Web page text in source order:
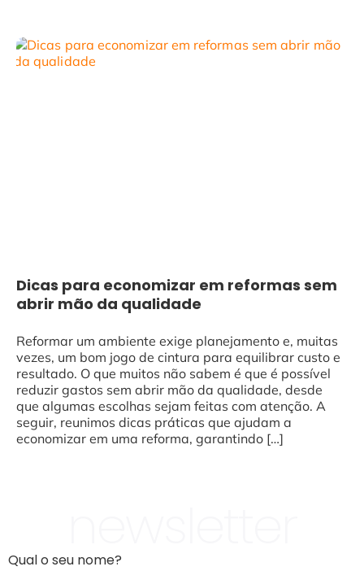
Dicas para economizar em reformas sem
abrir mão da qualidade
Reformar um ambiente exige planejamento e, muitas
vezes, um bom jogo de cintura para equilibrar custo e
resultado. O que muitos não sabem é que é possível
reduzir gastos sem abrir mão da qualidade, desde
que algumas escolhas sejam feitas com atenção. A
seguir, reunimos dicas práticas que ajudam a
economizar em uma reforma, garantindo […]
Qual o seu nome?